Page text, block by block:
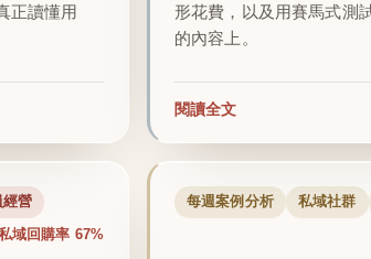
正讀懂用
形花費，以及用賽馬式測
的內容上。
閱讀全文
經營
域回購率 67%
每週案例分析 私域社群